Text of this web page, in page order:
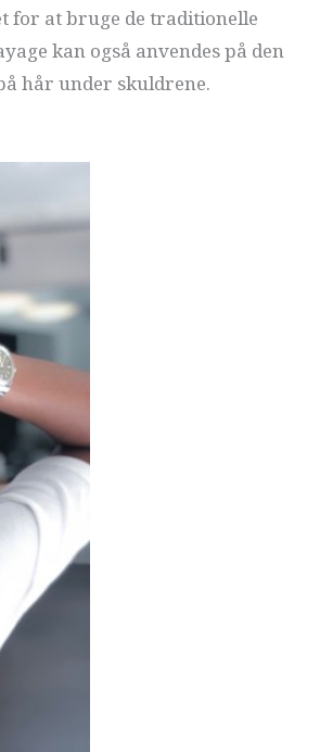
for at bruge de traditionelle
kan også anvendes på den
hår under skuldrene.